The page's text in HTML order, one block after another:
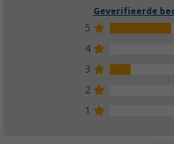
Geverifieerde
5
4
3
2
1